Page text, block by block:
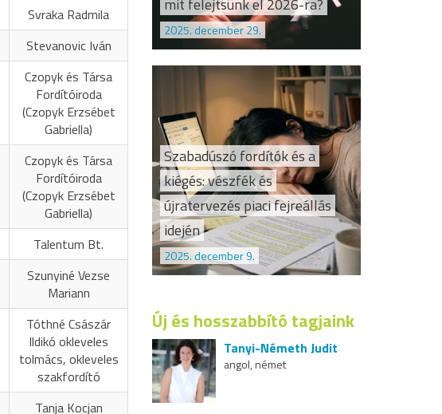
Svraka Radmila
Stevanovic Iván
Czopyk és Társa
Fordítóiroda
(Czopyk Erzsébet
Gabriella)
Czopyk és Társa
Fordítóiroda
(Czopyk Erzsébet
Gabriella)
Talentum Bt.
Szunyiné Vezse
Mariann
Tóthné Császár
Ildikó okleveles
tolmács, okleveles
szakfordító
Tanja Kocjan
mit felejtsünk el 2026-ra?
2025. december 29.
Szabadúszó fordítók és a
kiégés: vészfék és
újratervezés piaci fejreállás
idején
2025. december 9.
Új és hosszabbító tagjaink
Tanyi-Németh Judit
angol, német